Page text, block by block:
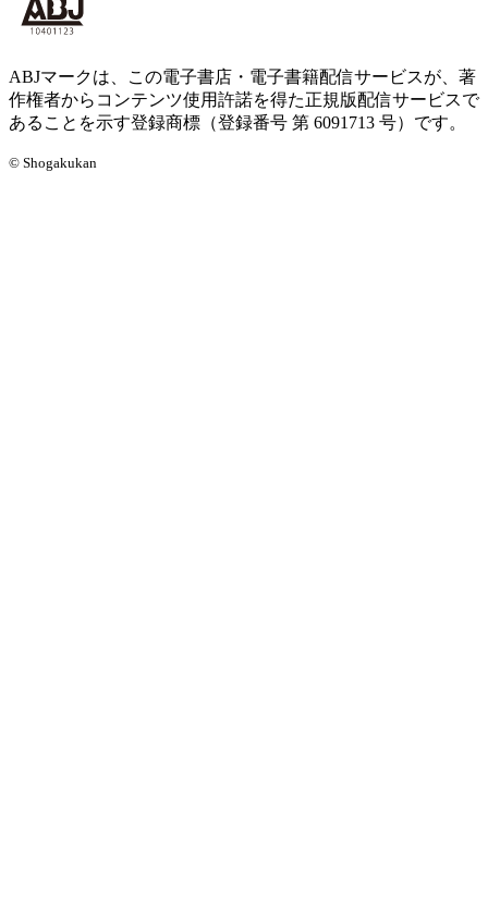
ABJマークは、この電子書店・電子書籍配信サービスが、著
作権者からコンテンツ使用許諾を得た正規版配信サービスで
あることを示す登録商標（登録番号 第 6091713 号）です。
© Shogakukan